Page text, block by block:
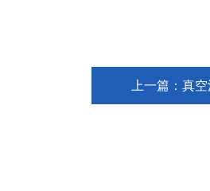
上一篇： 真